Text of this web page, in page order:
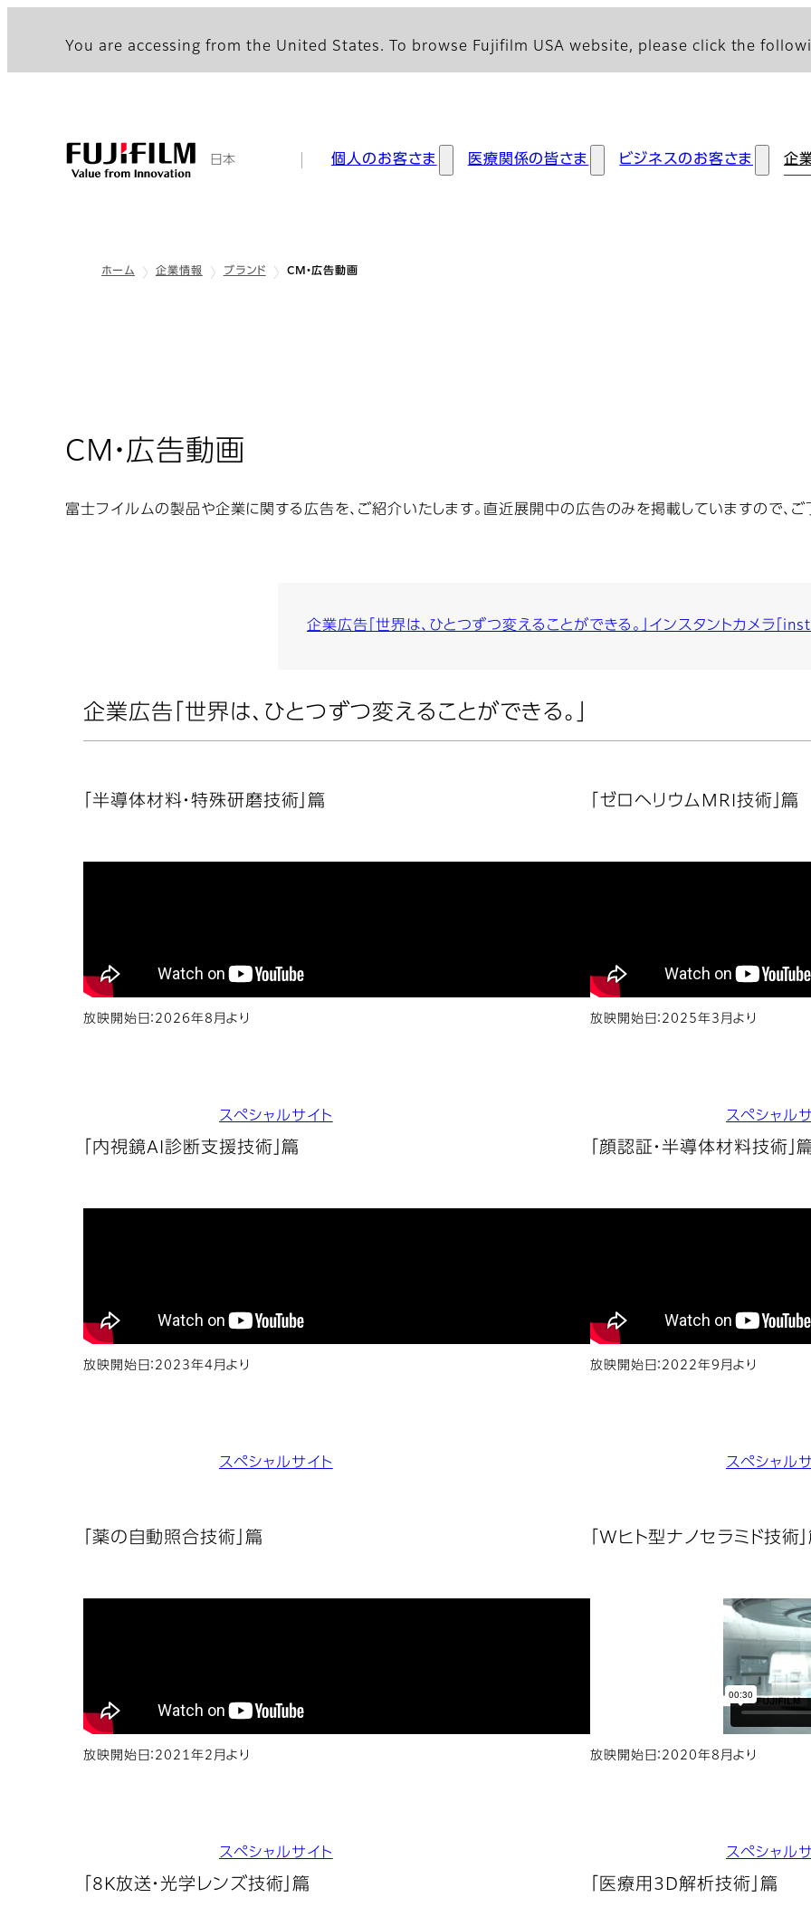
You are accessing from the United States. To browse Fujifilm USA website, please click the
日本 個人のお客さま 医療関係の皆さま ビジネスのお客さま 企
ホーム 企業情報 ブランド CM・広告動画
CM・広告動画
富士フイルムの製品や企業に関する広告を、ご紹介いたします。直近展開中の広告のみを掲載していますので、ご
企業広告「世界は、ひとつずつ変えることができる。」 インスタントカメラ「
企業広告「世界は、ひとつずつ変えることができる。」
「半導体材料・特殊研磨技術」篇
放映開始日：2026年8月より
スペシャルサイト
「ゼロヘリウムMRI技術」篇
放映開始日：2025年3月より
スペシャル
「内視鏡AI診断支援技術」篇
放映開始日：2023年4月より
スペシャルサイト
「顔認証・半導体材料技術」
放映開始日：2022年9月より
スペシャル
「薬の自動照合技術」篇
放映開始日：2021年2月より
スペシャルサイト
「Wヒト型ナノセラミド技術
放映開始日：2020年8月より
スペシャル
「8K放送・光学レンズ技術」篇 「医療用3D解析技術」篇